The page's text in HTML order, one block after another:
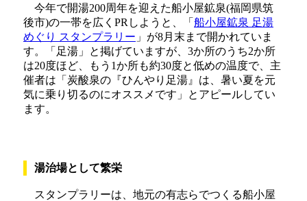
今年で開湯200周年を迎えた船小屋鉱泉(福岡県筑
後市)の一帯を広くPRしようと、「 船小屋鉱泉 足湯
めぐり スタンプラリー 」が8月末まで開かれていま
す。「足湯」と掲げていますが、3か所のうち2か所
は20度ほど、もう1か所も約30度と低めの温度で、主
催者は「炭酸泉の『ひんやり足湯』は、暑い夏を元
気に乗り切るのにオススメです」とアピールしてい
ます。
湯治場として繁栄
スタンプラリーは、地元の有志らでつくる船小屋